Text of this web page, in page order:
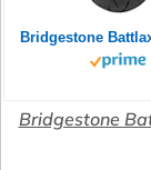
Bridgestone